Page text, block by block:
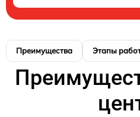
Преимущества Этапы